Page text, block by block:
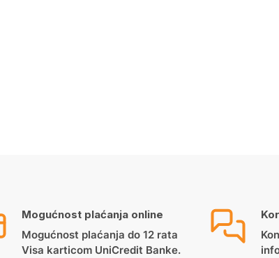
Mogućnost plaćanja online
Mogućnost plaćanja do 12 rata
Visa karticom UniCredit Banke.